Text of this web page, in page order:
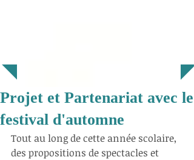
Projet et Partenariat avec le
festival d'automne
Tout au long de cette année scolaire,
des propositions de spectacles et